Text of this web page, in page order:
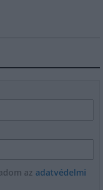
az adatvédelmi